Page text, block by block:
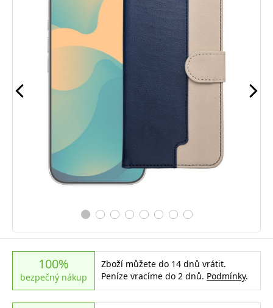
100%
bezpečný nákup
Zboží můžete do 14 dnů vrátit.
Peníze vracíme do 2 dnů. Podmínky.